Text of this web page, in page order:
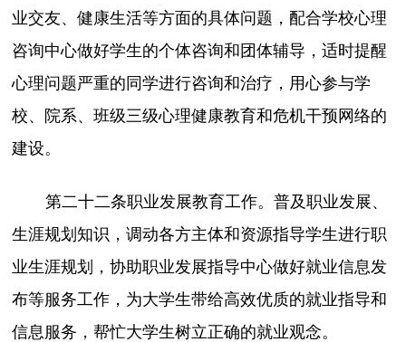
业交友、健康生活等方面的具体问题，配合学校心理
咨询中心做好学生的个体咨询和团体辅导，适时提醒
心理问题严重的同学进行咨询和治疗，用心参与学
校、院系、班级三级心理健康教育和危机干预网络的
建设。
第二十二条职业发展教育工作。普及职业发展、
生涯规划知识，调动各方主体和资源指导学生进行职
业生涯规划，协助职业发展指导中心做好就业信息发
布等服务工作，为大学生带给高效优质的就业指导和
信息服务，帮忙大学生树立正确的就业观念。